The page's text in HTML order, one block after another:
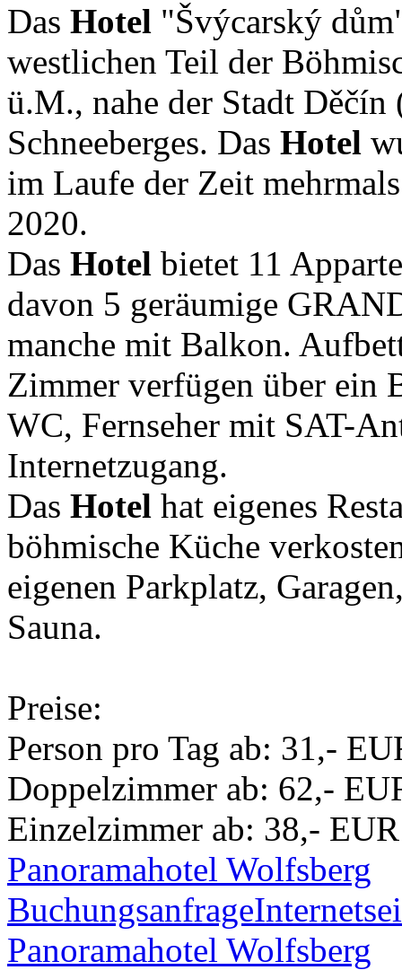
Das Hotel "Švýcarský
westlichen Teil der
ü.M., nahe der Stadt Děčín
Schneeberges. Das Hotel
im Laufe der Zeit
2020.
Das Hotel bietet 11
davon 5 geräumige
manche mit Balkon.
Zimmer verfügen über ein
WC, Fernseher mit SAT-
Internetzugang.
Das Hotel hat eigenes
böhmische Küche
eigenen Parkplatz,
Sauna.
Preise:
Person pro Tag ab: 31,-
Doppelzimmer ab: 62,-
Einzelzimmer ab: 38,- EUR
Panoramahotel Wolfsberg
Buchungsanfrage
Panoramahotel Wolfsberg